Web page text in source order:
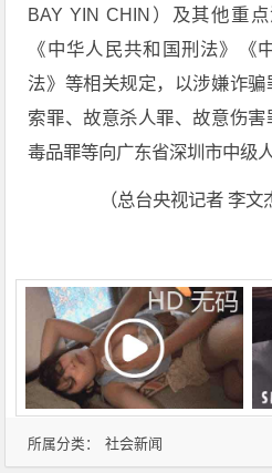
所属分类： 社会新闻
BAY YIN CHIN）及其他重
《中华人民共和国刑法》《
法》等相关规定，以涉嫌诈
索罪、故意杀人罪、故意伤
毒品罪等向广东省深圳市中级
（总台央视记者 李文杰